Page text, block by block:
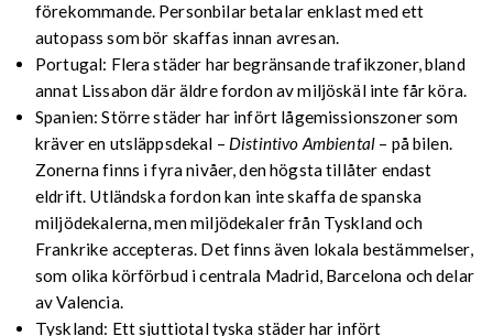
förekommande. Personbilar betalar enklast med ett
autopass som bör skaffas innan avresan.
Portugal: Flera städer har begränsande trafikzoner, bland
annat Lissabon där äldre fordon av miljöskäl inte får köra.
Spanien: Större städer har infört lågemissionszoner som
kräver en utsläppsdekal – Distintivo Ambiental – på bilen.
Zonerna finns i fyra nivåer, den högsta tillåter endast
eldrift. Utländska fordon kan inte skaffa de spanska
miljödekalerna, men miljödekaler från Tyskland och
Frankrike accepteras. Det finns även lokala bestämmelser,
som olika körförbud i centrala Madrid, Barcelona och delar
av Valencia.
Tyskland: Ett sjuttiotal tyska städer har infört